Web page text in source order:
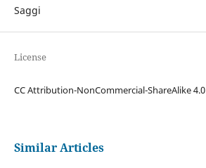
Saggi
License
CC Attribution-NonCommercial-ShareAlike 4.0
Similar Articles